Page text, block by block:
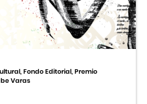
Peruano Japonés
Inmigración Japonesa
Fondo Editorial, Premio
Varas